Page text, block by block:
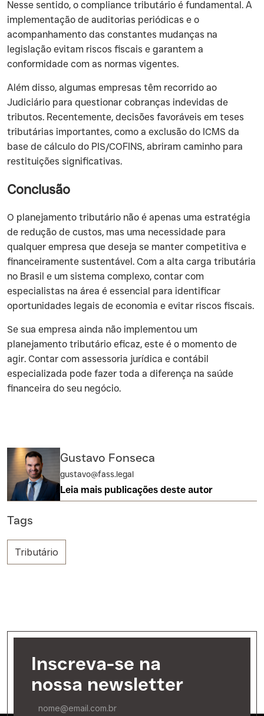
Nesse sentido, o compliance tributário é fundamental. A
implementação de auditorias periódicas e o
acompanhamento das constantes mudanças na
legislação evitam riscos fiscais e garantem a
conformidade com as normas vigentes.
Além disso, algumas empresas têm recorrido ao
Judiciário para questionar cobranças indevidas de
tributos. Recentemente, decisões favoráveis em teses
tributárias importantes, como a exclusão do ICMS da
base de cálculo do PIS/COFINS, abriram caminho para
restituições significativas.
Conclusão
O planejamento tributário não é apenas uma estratégia
de redução de custos, mas uma necessidade para
qualquer empresa que deseja se manter competitiva e
financeiramente sustentável. Com a alta carga tributária
no Brasil e um sistema complexo, contar com
especialistas na área é essencial para identificar
oportunidades legais de economia e evitar riscos fiscais.
Se sua empresa ainda não implementou um
planejamento tributário eficaz, este é o momento de
agir. Contar com assessoria jurídica e contábil
especializada pode fazer toda a diferença na saúde
financeira do seu negócio.
Gustavo Fonseca
gustavo@fass.legal
Leia mais publicações deste autor
Tags
Tributário
Inscreva-se na
nossa newsletter